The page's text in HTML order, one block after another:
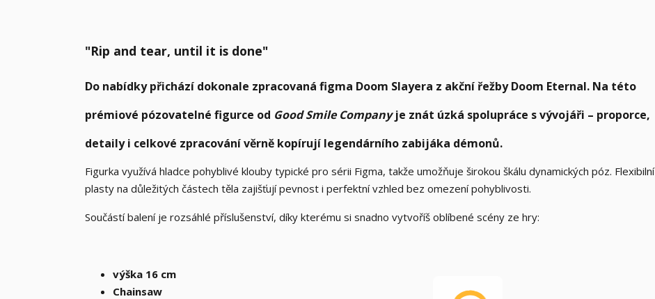
"Rip and tear, until it is done"
Do nabídky přichází dokonale zpracovaná figma Doom Slayera z akční řežby Doom Eternal. Na této
prémiové pózovatelné figurce od Good Smile Companyje znát úzká spolupráce s vývojáři – proporce,
detaily i celkové zpracování věrně kopírují legendárního zabijáka démonů.
Figurka využívá hladce pohyblivé klouby typické pro sérii Figma, takže umožňuje širokou škálu dynamických póz. Flexibilní
plasty na důležitých částech těla zajišťují pevnost i perfektní vzhled bez omezení pohyblivosti.
Součástí balení je rozsáhlé příslušenství, díky kterému si snadno vytvoříš oblíbené scény ze hry:
výška 16 cm
Chainsaw